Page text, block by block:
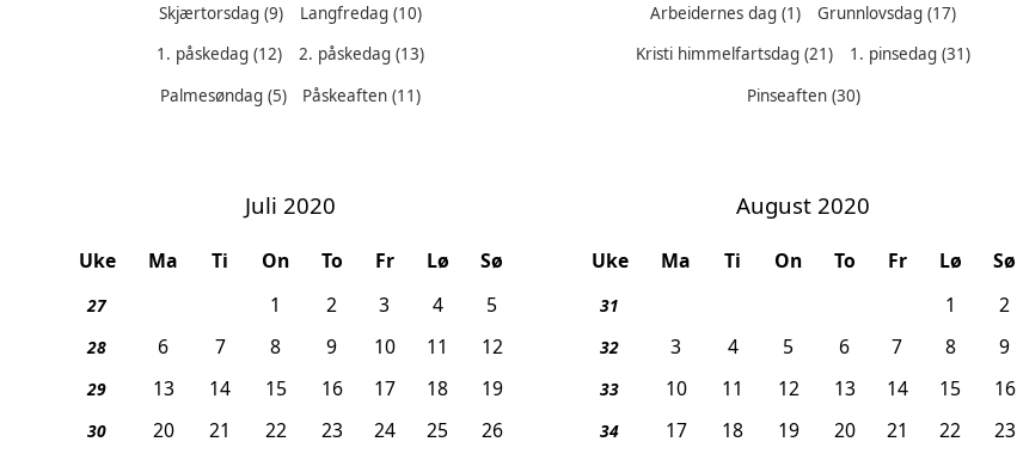
Helligdager denne måneden:
Skjærtorsdag(9) Langfredag (10)
1. påskedag(12) 2. påskedag (13)
Palmesøndag (5) Påskeaften(11)
Helligdager denne måneden:
Arbeidernes dag(1) Grunnlovsdag (17)
Kristi himmelfartsdag(21) 1. pinsedag (31)
Pinseaften (30)
Juli 2020
Uke Ma Ti On To Fr Lø Sø
27 1 2 3 4 5
28 6 7 8 9 10 11 12
29 13 14 15 16 17 18 19
30 20 21 22 23 24 25 26
August 2020
Uke Ma Ti On To Fr Lø Sø
31 1 2
32 3 4 5 6 7 8 9
33 10 11 12 13 14 15 16
34 17 18 19 20 21 22 23